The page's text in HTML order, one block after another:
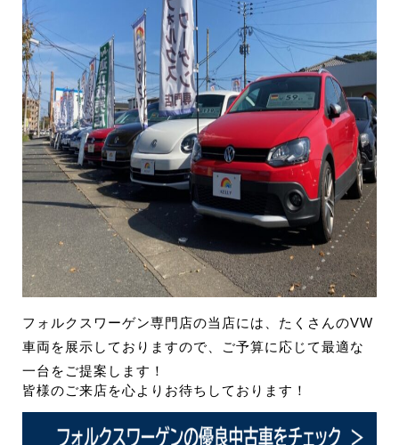
フォルクスワーゲン専門店の当店には、たくさんのVW
車両を展示しておりますので、ご予算に応じて最適な
一台をご提案します！
皆様のご来店を心よりお待ちしております！